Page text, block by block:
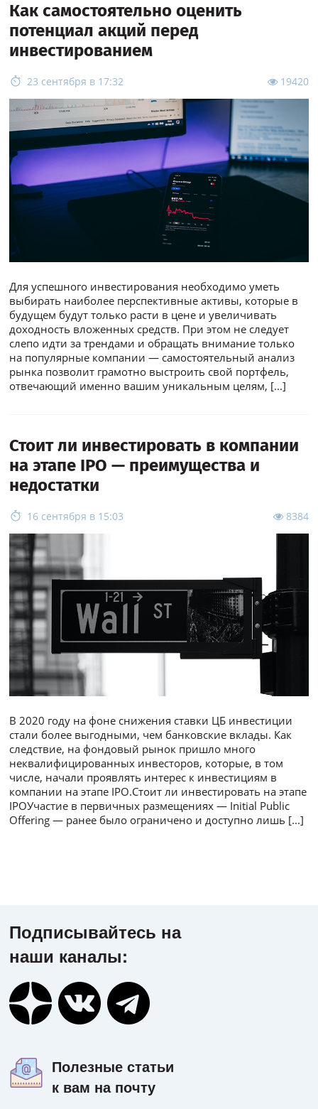
Как самостоятельно оценить
потенциал акций перед
инвестированием
23 сентября в 17:32 19420
Для успешного инвестирования необходимо уметь
выбирать наиболее перспективные активы, которые в
будущем будут только расти в цене и увеличивать
доходность вложенных средств. При этом не следует
слепо идти за трендами и обращать внимание только
на популярные компании — самостоятельный анализ
рынка позволит грамотно выстроить свой портфель,
отвечающий именно вашим уникальным целям, [...]
Стоит ли инвестировать в компании
на этапе IPO — преимущества и
недостатки
16 сентября в 15:03 8384
В 2020 году на фоне снижения ставки ЦБ инвестиции
стали более выгодными, чем банковские вклады. Как
следствие, на фондовый рынок пришло много
неквалифицированных инвесторов, которые, в том
числе, начали проявлять интерес к инвестициям в
компании на этапе IPO.Стоит ли инвестировать на этапе
IPOУчастие в первичных размещениях — Initial Public
Offering — ранее было ограничено и доступно лишь [...]
Подписывайтесь на
наши каналы:
Полезные статьи
к вам на почту